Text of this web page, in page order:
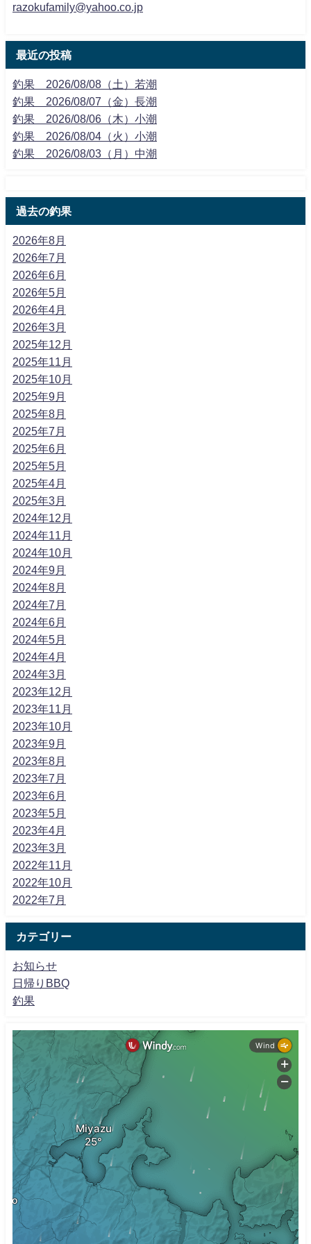
razokufamily@yahoo.co.jp
最近の投稿
釣果 2026/08/08（土）若潮
釣果 2026/08/07（金）長潮
釣果 2026/08/06（木）小潮
釣果 2026/08/04（火）小潮
釣果 2026/08/03（月）中潮
過去の釣果
2026年8月
2026年7月
2026年6月
2026年5月
2026年4月
2026年3月
2025年12月
2025年11月
2025年10月
2025年9月
2025年8月
2025年7月
2025年6月
2025年5月
2025年4月
2025年3月
2024年12月
2024年11月
2024年10月
2024年9月
2024年8月
2024年7月
2024年6月
2024年5月
2024年4月
2024年3月
2023年12月
2023年11月
2023年10月
2023年9月
2023年8月
2023年7月
2023年6月
2023年5月
2023年4月
2023年3月
2022年11月
2022年10月
2022年7月
カテゴリー
お知らせ
日帰りBBQ
釣果